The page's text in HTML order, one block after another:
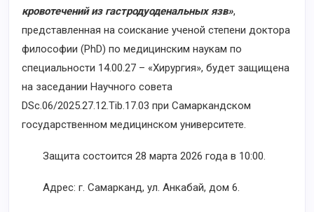
кровотечений из гастродуоденальных язв»,
представленная на соискание ученой степени доктора
философии (PhD) по медицинским наукам по
специальности 14.00.27 – «Хирургия», будет защищена
на заседании Научного совета
DSc.06/2025.27.12.Tib.17.03 при Самаркандском
государственном медицинском университете.
Защита состоится 28 марта 2026 года в 10:00.
Адрес: г. Самарканд, ул. Анкабай, дом 6.